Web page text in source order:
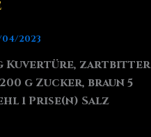
04/2023
Kuvertüre, zartbitter
g Zucker, braun 5
1 Prise(n) Salz